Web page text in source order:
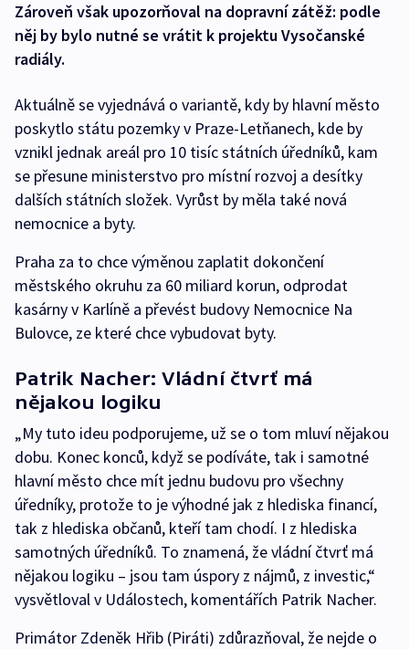
Zároveň však upozorňoval na dopravní zátěž: podle
něj by bylo nutné se vrátit k projektu Vysočanské
radiály.
Aktuálně se vyjednává o variantě, kdy by hlavní město
poskytlo státu pozemky v Praze-Letňanech, kde by
vznikl jednak areál pro 10 tisíc státních úředníků, kam
se přesune ministerstvo pro místní rozvoj a desítky
dalších státních složek. Vyrůst by měla také nová
nemocnice a byty.
Praha za to chce výměnou zaplatit dokončení
městského okruhu za 60 miliard korun, odprodat
kasárny v Karlíně a převést budovy Nemocnice Na
Bulovce, ze které chce vybudovat byty.
Patrik Nacher: Vládní čtvrť má
nějakou logiku
„My tuto ideu podporujeme, už se o tom mluví nějakou
dobu. Konec konců, když se podíváte, tak i samotné
hlavní město chce mít jednu budovu pro všechny
úředníky, protože to je výhodné jak z hlediska financí,
tak z hlediska občanů, kteří tam chodí. I z hlediska
samotných úředníků. To znamená, že vládní čtvrť má
nějakou logiku – jsou tam úspory z nájmů, z investic,“
vysvětloval v Událostech, komentářích Patrik Nacher.
Primátor Zdeněk Hřib (Piráti) zdůrazňoval, že nejde o